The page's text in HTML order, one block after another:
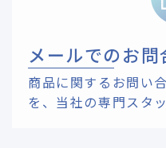
メールでのお問
商品に関するお問い
を、 当社の専門スタ